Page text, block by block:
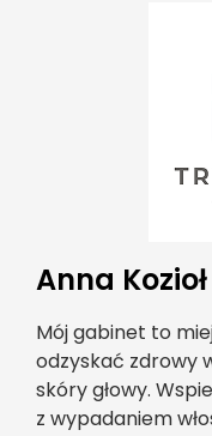
Anna
Mój gabinet to
odzyskać zdrowy
skóry głowy.
z wypadaniem